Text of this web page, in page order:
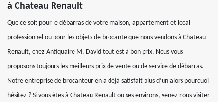
à Chateau Renault
Que ce soit pour le débarras de votre maison, appartement et local
professionnel ou pour les objets de brocante que nous vendons à Chateau
Renault, chez Antiquaire M. David tout est à bon prix. Nous vous
proposons toujours les meilleurs prix de vente ou de service de débarras.
Notre entreprise de brocanteur en a déjà satisfait plus d’un alors pourquoi
hésitez ? Si vous êtes à Chateau Renault ou ses environs, venez nous visiter